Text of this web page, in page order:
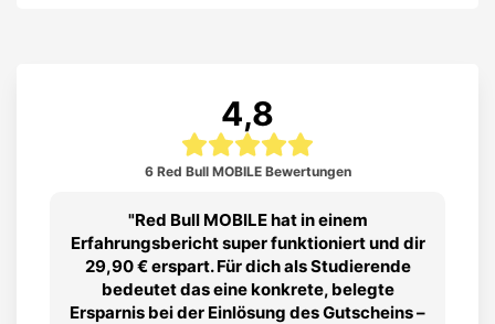
4,8
6 Red Bull MOBILE Bewertungen
Red Bull MOBILE hat in einem
Erfahrungsbericht super funktioniert und dir
29,90 € erspart. Für dich als Studierende
bedeutet das eine konkrete, belegte
Ersparnis bei der Einlösung des Gutscheins –